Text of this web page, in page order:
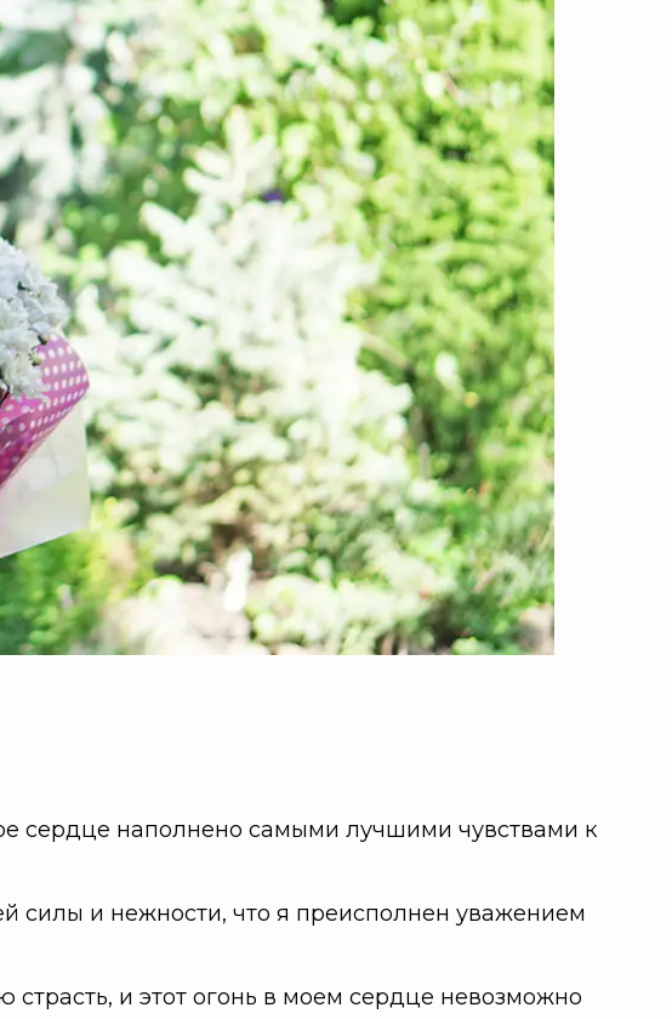
сердце наполнено самыми лучшими чувствами к
силы и нежности, что я преисполнен уважением
и этот огонь в моем сердце невозможно